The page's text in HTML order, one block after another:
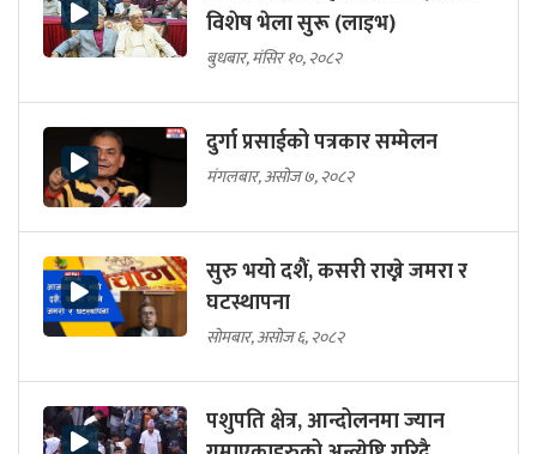
विशेष भेला सुरू (लाइभ)
बुधबार, मंसिर १०, २०८२
दुर्गा प्रसाईको पत्रकार सम्मेलन
मंगलबार, असोज ७, २०८२
सुरु भयो दशैं, कसरी राख्ने जमरा र
घटस्थापना
सोमबार, असोज ६, २०८२
पशुपति क्षेत्र, आन्दोलनमा ज्यान